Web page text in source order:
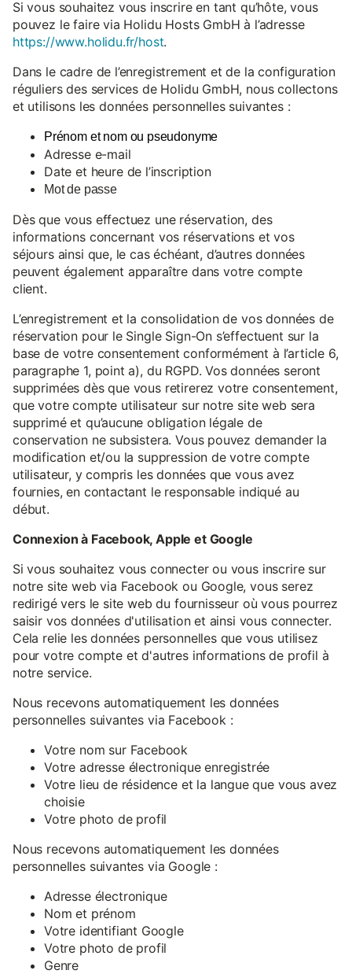
Si vous souhaitez vous inscrire en tant qu’hôte, vous
pouvez le faire via Holidu Hosts GmbH à l’adresse
https://www.holidu.fr/host.
Dans le cadre de l’enregistrement et de la configuration
réguliers des services de Holidu GmbH, nous collectons
et utilisons les données personnelles suivantes :
Prénom et nom ou pseudonyme
Adresse e-mail
Date et heure de l’inscription
Mot de passe
Dès que vous effectuez une réservation, des
informations concernant vos réservations et vos
séjours ainsi que, le cas échéant, d’autres données
peuvent également apparaître dans votre compte
client.
L’enregistrement et la consolidation de vos données de
réservation pour le Single Sign-On s’effectuent sur la
base de votre consentement conformément à l’article 6,
paragraphe 1, point a), du RGPD. Vos données seront
supprimées dès que vous retirerez votre consentement,
que votre compte utilisateur sur notre site web sera
supprimé et qu’aucune obligation légale de
conservation ne subsistera. Vous pouvez demander la
modification et/ou la suppression de votre compte
utilisateur, y compris les données que vous avez
fournies, en contactant le responsable indiqué au
début.
Connexion à Facebook, Apple et Google
Si vous souhaitez vous connecter ou vous inscrire sur
notre site web via Facebook ou Google, vous serez
redirigé vers le site web du fournisseur où vous pourrez
saisir vos données d'utilisation et ainsi vous connecter.
Cela relie les données personnelles que vous utilisez
pour votre compte et d'autres informations de profil à
notre service.
Nous recevons automatiquement les données
personnelles suivantes via Facebook :
Votre nom sur Facebook
Votre adresse électronique enregistrée
Votre lieu de résidence et la langue que vous avez
choisie
Votre photo de profil
Nous recevons automatiquement les données
personnelles suivantes via Google :
Adresse électronique
Nom et prénom
Votre identifiant Google
Votre photo de profil
Genre